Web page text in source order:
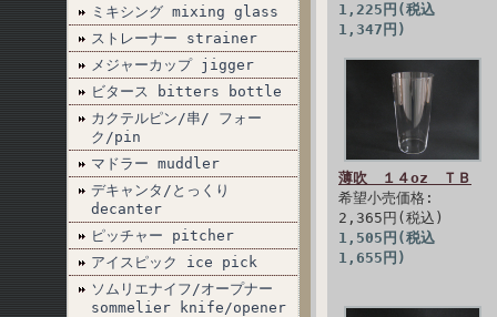
ミキシング mixing glass
ストレーナー strainer
メジャーカップ jigger
ビタース bitters bottle
カクテルピン/串/ フォー
ク/pin
マドラー muddler
デキャンタ/とっくり
decanter
ピッチャー pitcher
アイスピック ice pick
ソムリエナイフ/オープナー
sommelier knife/opener
1,225円(税込
1,347円)
薄吹 １４oz ＴＢ
希望小売価格:
2,365円(税込)
1,505円(税込
1,655円)